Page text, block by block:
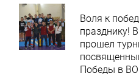
Воля к
празднику!
прошел
Победы в